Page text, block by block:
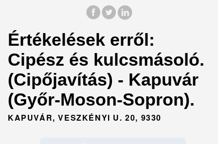
Értékelések erről:
Cipész és kulcsmásoló.
(Cipőjavítás) - Kapuvár
(Győr-Moson-Sopron).
KAPUVÁR, VESZKÉNYI U. 20, 9330